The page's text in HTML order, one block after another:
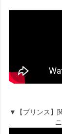
▼【プリンス】